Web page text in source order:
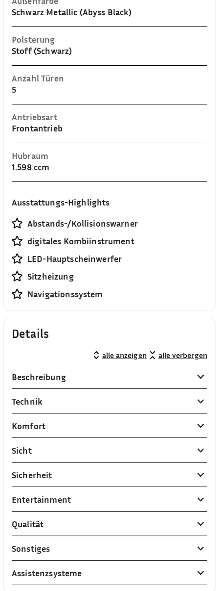
Schwarz Metallic (Abyss Black)
Polsterung
Stoff (Schwarz)
Anzahl Türen
5
Antriebsart
Frontantrieb
Hubraum
1.598 ccm
Ausstattungs-Highlights
Abstands-/Kollisionswarner
digitales Kombiinstrument
LED-Hauptscheinwerfer
Sitzheizung
Navigationssystem
Details
alle anzeigen alle verbergen
Beschreibung
Technik
Komfort
Sicht
Sicherheit
Entertainment
Qualität
Sonstiges
Assistenzsysteme